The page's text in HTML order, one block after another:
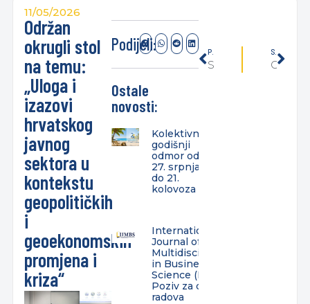
11/05/2026
Održan
okrugli stol
na temu:
„Uloga i
izazovi
hrvatskog
javnog
sektora u
kontekstu
geopolitičkih
i
geoekonomskih
promjena i
kriza“
Podijeli:
Ostale
novosti:
Kolektivni
godišnji
odmor od
27. srpnja
do 21.
kolovoza
International
Journal of
Multidisciplinarity
in Business and
Science (IJMBS) –
Poziv za dostavu
radova
PRETHODNO SLIJEDEĆE
Otvorene su prijave za Young Leaders Forum 2026